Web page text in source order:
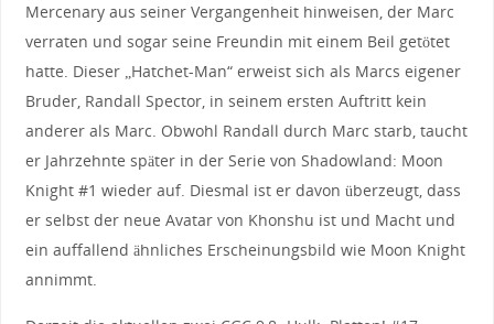
Mercenary aus seiner Vergangenheit hinweisen, der Marc
verraten und sogar seine Freundin mit einem Beil getötet
hatte. Dieser „Hatchet-Man“ erweist sich als Marcs eigener
Bruder, Randall Spector, in seinem ersten Auftritt kein
anderer als Marc. Obwohl Randall durch Marc starb, taucht
er Jahrzehnte später in der Serie von Shadowland: Moon
Knight #1 wieder auf. Diesmal ist er davon überzeugt, dass
er selbst der neue Avatar von Khonshu ist und Macht und
ein auffallend ähnliches Erscheinungsbild wie Moon Knight
annimmt.